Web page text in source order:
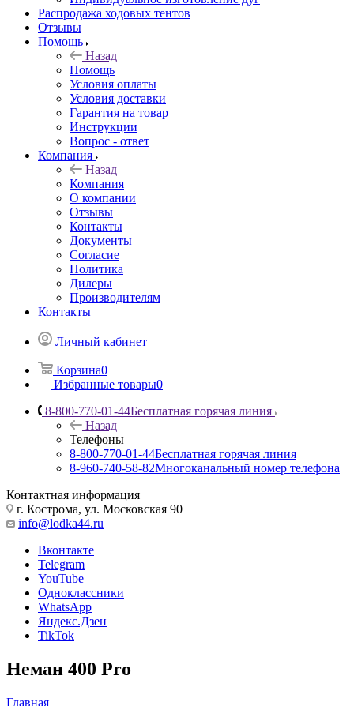
Распродажа ходовых тентов
Отзывы
Помощь
Назад
Помощь
Условия оплаты
Условия доставки
Гарантия на товар
Инструкции
Вопрос - ответ
Компания
Назад
Компания
О компании
Отзывы
Контакты
Документы
Согласие
Политика
Дилеры
Производителям
Контакты
Личный кабинет
Корзина0
Избранные товары0
8-800-770-01-44Бесплатная горячая линия
Назад
Телефоны
8-800-770-01-44Бесплатная горячая линия
8-960-740-58-82Многоканальный номер телефона
Контактная информация
г. Кострома, ул. Московская 90
info@lodka44.ru
Вконтакте
Telegram
YouTube
Одноклассники
WhatsApp
Яндекс.Дзен
TikTok
Неман 400 Pro
Главная